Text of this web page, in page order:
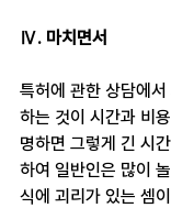
Ⅳ. 마치면서
특허에 관한 상담에
하는 것이 시간과 비
명하면 그렇게 긴 시
하여 일반인은 많이
식에 괴리가 있는 셈